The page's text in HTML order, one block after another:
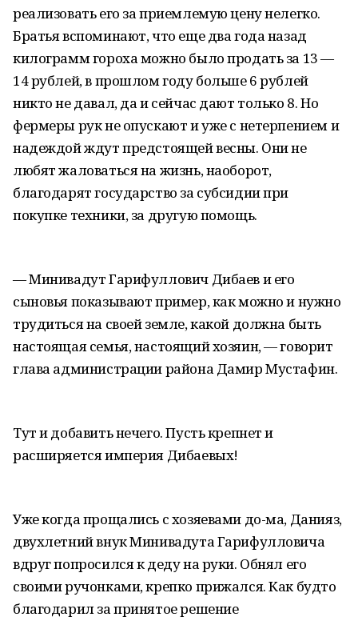
реализовать его за приемлемую цену нелегко.
Братья вспоминают, что еще два года назад
килограмм гороха можно было продать за 13 —
14 рублей, в прошлом году больше 6 рублей
никто не давал, да и сейчас дают только 8. Но
фермеры рук не опускают и уже с нетерпением и
надеждой ждут предстоящей весны. Они не
любят жаловаться на жизнь, наоборот,
благодарят государство за субсидии при
покупке техники, за другую помощь.
— Минивадут Гарифуллович Дибаев и его
сыновья показывают пример, как можно и нужно
трудиться на своей земле, какой должна быть
настоящая семья, настоящий хозяин, — говорит
глава администрации района Дамир Мустафин.
Тут и добавить нечего. Пусть крепнет и
расширяется империя Дибаевых!
Уже когда прощались с хозяевами до-ма, Данияз,
двухлетний внук Минивадута Гарифулловича
вдруг попросился к деду на руки. Обнял его
своими ручонками, крепко прижался. Как будто
благодарил за принятое решение